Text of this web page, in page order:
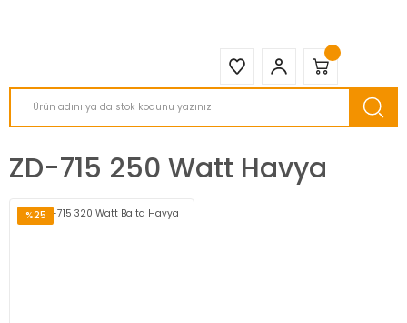
ZD-715 250 Watt Havya
%25